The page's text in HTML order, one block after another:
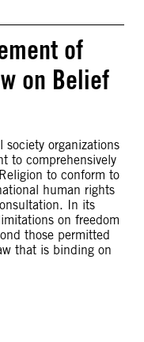
of
on Belief
organizations
to comprehensively
to conform to
human rights
In its
on freedom
those permitted
that is binding on